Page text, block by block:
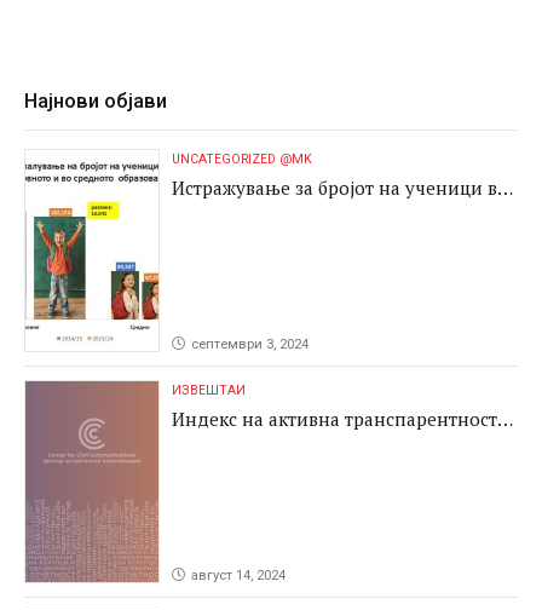
Најнови објави
UNCATEGORIZED @MK
Истражување за бројот на ученици во
септември 3, 2024
ИЗВЕШТАИ
Индекс на активна транспарентност
август 14, 2024